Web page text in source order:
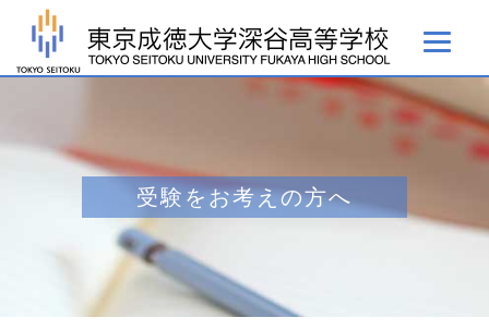
受験をお考えの方へ